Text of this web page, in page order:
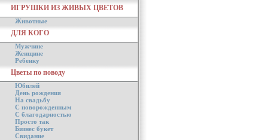
ИГРУШКИ ИЗ ЖИВЫХ ЦВЕТОВ
Животные
ДЛЯ КОГО
Мужчине
Женщине
Ребенку
Цветы по поводу
Юбилей
День рождения
На свадьбу
С новорожденным
С благодарностью
Просто так
Бизнес букет
Свидание